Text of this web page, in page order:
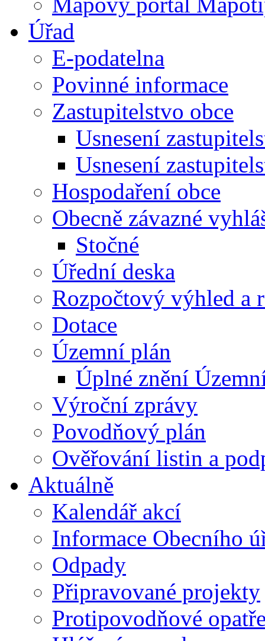
Úřad
E-podatelna
Povinné informace
Zastupitelstvo obce
Usnesení
Usnesení
Hospodaření obce
Obecně závazné
Stočné
Úřední deska
Rozpočtový výhled a
Dotace
Územní plán
Úplné znění
Výroční zprávy
Povodňový plán
Ověřování listin a
Aktuálně
Kalendář akcí
Informace Obecního
Odpady
Připravované projekty
Protipovodňové